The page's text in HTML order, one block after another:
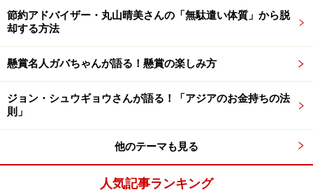
支出は、いざその時になってみないと分からないので、
本当に無理のない範囲で利用したほうがよい」とコメン
トされていました。
奨学金の返済に関するエピソードを募集中
奨学金の借入・返済にまつわるエピソードをお寄せくだ
さい。投稿はこちらから
ーーーーーーーーーーーーーーーー
節約アドバイザー・丸山晴美さんの「無駄遣い体質」から脱
却する方法
懸賞名人ガバちゃんが語る！懸賞の楽しみ方
ジョン・シュウギョウさんが語る！「アジアのお金持ちの法
則」
他のテーマも見る
人気記事ランキング